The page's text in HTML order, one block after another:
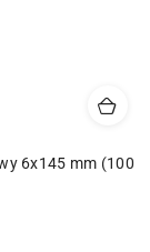
6x145 mm (100